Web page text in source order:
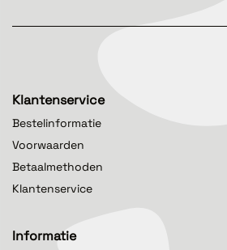
Klantenservice
Bestelinformatie
Voorwaarden
Betaalmethoden
Klantenservice
Informatie